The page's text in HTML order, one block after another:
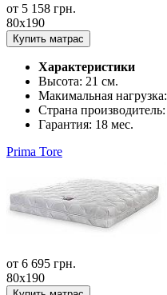
от 5 158 грн.
80x190
Купить матрас
Характеристики
Высота: 21 см.
Макимальная нагрузка:
Страна производитель:
Гарантия: 18 мес.
Prima Tore
от 6 695 грн.
80x190